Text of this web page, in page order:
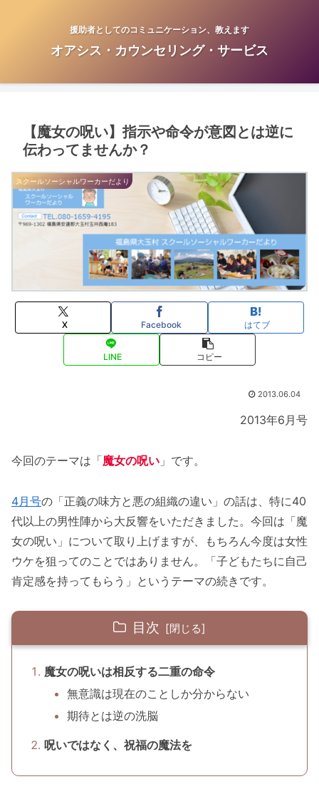
援助者としてのコミュニケーション、教えます
オアシス・カウンセリング・サービス
【魔女の呪い】指示や命令が意図とは逆に
伝わってませんか？
スクールソーシャルワーカーだより
X Facebook はてブ
LINE コピー
2013.06.04
2013年6月号
今回のテーマは「魔女の呪い 」です。
4月号の「正義の味方と悪の組織の違い」の話は、特に40
代以上の男性陣から大反響をいただきました。今回は「魔
女の呪い」について取り上げますが、もちろん今度は女性
ウケを狙ってのことではありません。「子どもたちに自己
肯定感を持ってもらう」というテーマの続きです。
目次
魔女の呪いは相反する二重の命令
無意識は現在のことしか分からない
期待とは逆の洗脳
呪いではなく、祝福の魔法を